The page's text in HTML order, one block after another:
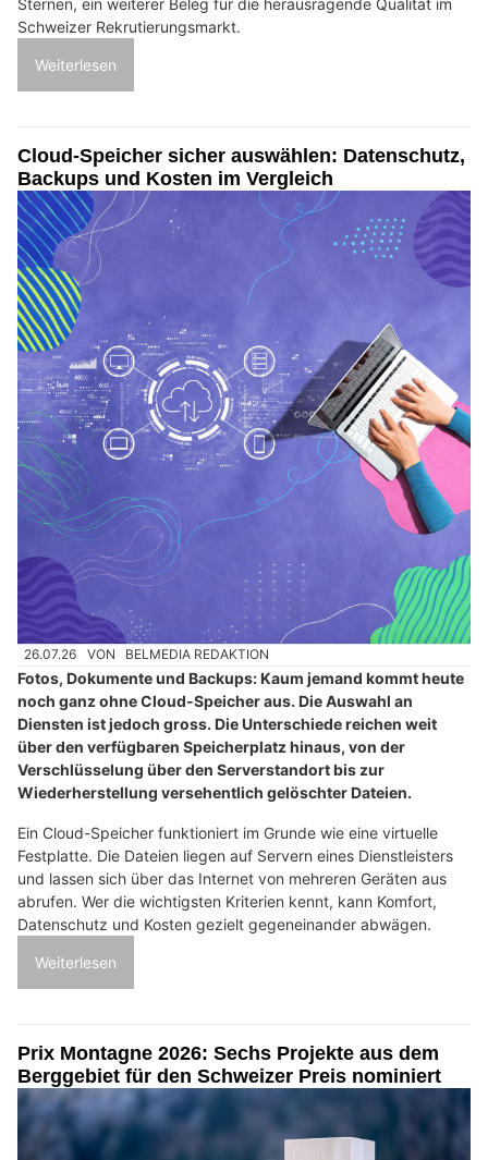
Sternen, ein weiterer Beleg für die herausragende Qualität im
Schweizer Rekrutierungsmarkt.
Weiterlesen
Cloud-Speicher sicher auswählen: Datenschutz,
Backups und Kosten im Vergleich
26.07.26 VON BELMEDIA REDAKTION
Fotos, Dokumente und Backups: Kaum jemand kommt heute
noch ganz ohne Cloud-Speicher aus. Die Auswahl an
Diensten ist jedoch gross. Die Unterschiede reichen weit
über den verfügbaren Speicherplatz hinaus, von der
Verschlüsselung über den Serverstandort bis zur
Wiederherstellung versehentlich gelöschter Dateien.
Ein Cloud-Speicher funktioniert im Grunde wie eine virtuelle
Festplatte. Die Dateien liegen auf Servern eines Dienstleisters
und lassen sich über das Internet von mehreren Geräten aus
abrufen. Wer die wichtigsten Kriterien kennt, kann Komfort,
Datenschutz und Kosten gezielt gegeneinander abwägen.
Weiterlesen
Prix Montagne 2026: Sechs Projekte aus dem
Berggebiet für den Schweizer Preis nominiert